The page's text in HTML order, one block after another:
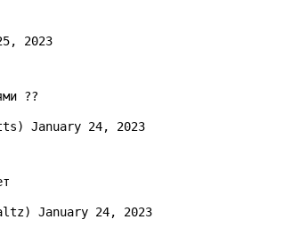
2023
??
January 24, 2023
January 24, 2023